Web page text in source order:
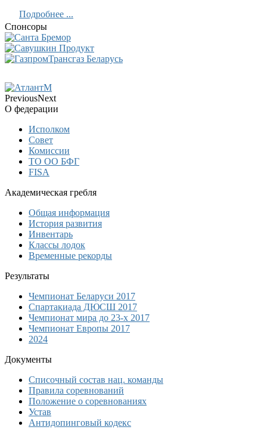
Подробнее ...
Спонсоры
PreviousNext
О федерации
Исполком
Совет
Комиссии
ТО ОО БФГ
FISA
Академическая гребля
Общая информация
История развития
Инвентарь
Классы лодок
Временные рекорды
Результаты
Чемпионат Беларуси 2017
Спартакиада ДЮСШ 2017
Чемпионат мира до 23-х 2017
Чемпионат Европы 2017
2024
Документы
Списочный состав нац. команды
Правила соревнований
Положение о соревнованиях
Устав
Антидопинговый кодекс